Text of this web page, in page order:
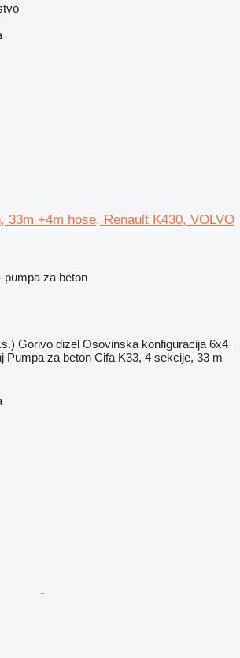
33m +4m hose, Renault K430, VOLVO
za beton
Gorivo dizel Osovinska konfiguracija 6x4
Pumpa za beton Cifa K33, 4 sekcije, 33 m